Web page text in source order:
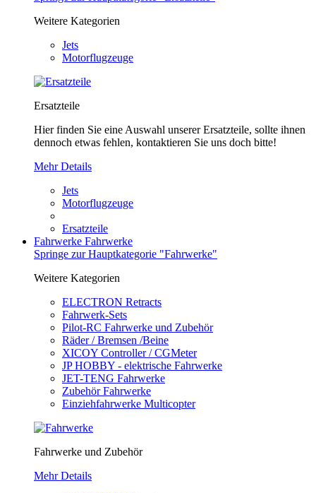
Weitere Kategorien
Jets
Motorflugzeuge
Ersatzteile
Hier finden Sie eine Auswahl unserer Ersatzteile, sollte ihnen
dennoch etwas fehlen, kontaktieren Sie uns doch bitte!
Mehr Details
Jets
Motorflugzeuge
Ersatzteile
Fahrwerke Fahrwerke
Springe zur Hauptkategorie "Fahrwerke"
Weitere Kategorien
ELECTRON Retracts
Fahrwerk-Sets
Pilot-RC Fahrwerke und Zubehör
Räder / Bremsen /Beine
XICOY Controller / CGMeter
JP HOBBY - elektrische Fahrwerke
JET-TENG Fahrwerke
Zubehör Fahrwerke
Einziehfahrwerke Multicopter
Fahrwerke und Zubehör
Mehr Details